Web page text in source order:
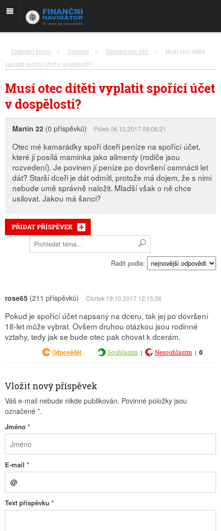
Diskusní fórum > Spoření > Spoření pro děti >
Musí otec dítěti
vyplatit spořící účet v dospělosti?
Musí otec dítěti vyplatit spořící účet
v dospělosti?
Martin 22 (0 příspěvků) Pátek 06.10.2017 09:06:21
Otec mé kamarádky spoří dceři peníze na spořící účet,
které jí posílá maminka jako alimenty (rodiče jsou
rozvedení). Je povinen jí peníze po dovršení osmnácti let
dát? Starší dceři je dát odmítl, protože má dojem, že s nimi
nebude umě správně naložit. Mladší však o ně chce
usilovat. Jakou má šanci?
PŘIDAT PŘÍSPĚVEK
Řadit podle:
rose65 (211 příspěvků) Čtvrtek 19.10.2017 12:15:36
Pokud je spořící účet napsaný na dceru, tak jej po dovršení
18-let může vybrat. Ovšem druhou otázkou jsou rodinné
vztahy, tedy jak se bude otec pak chovat k dcerám.
Odpovědět Souhlasím | Nesouhlasím | 0
Vložit nový příspěvek
Váš e-mail nebude nikde publikován. Povinné položky jsou
označené *.
Jméno *
E-mail *
Text příspěvku *